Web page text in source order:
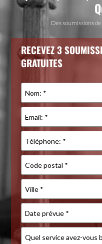
Des soumissions
RECEVEZ 3
GRATUITES